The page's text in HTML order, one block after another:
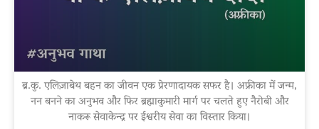
ब्र.कु. एलिज़ाबेथ बहन का जीवन एक प्रेरणादायक सफर है। अफ्रीका में जन्म,
नन बनने का अनुभव और फिर ब्रह्माकुमारी मार्ग पर चलते हुए नैरोबी और
नाकरू सेवाकेन्द्र पर ईश्वरीय सेवा का विस्तार किया।